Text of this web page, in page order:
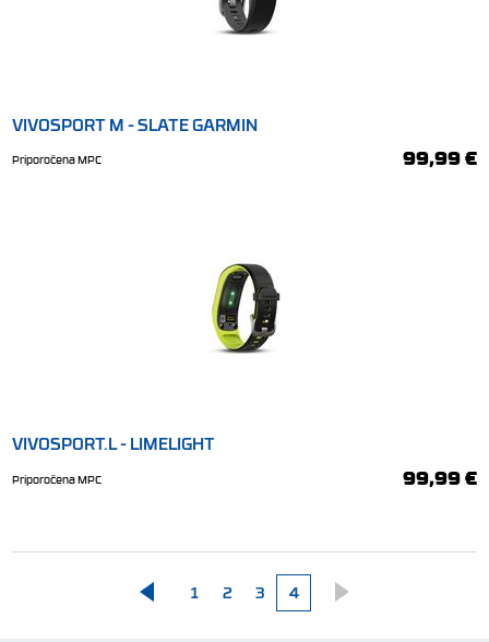
VIVOSPORT M - SLATE GARMIN
Priporočena MPC 99,99 €
VIVOSPORT.L - LIMELIGHT
Priporočena MPC 99,99 €
1 2 3 4